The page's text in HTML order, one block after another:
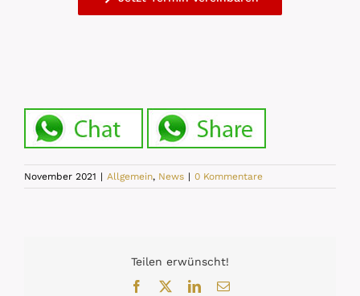
November 2021 | Allgemein, News | 0 Kommentare
Teilen erwünscht!
Facebook
LinkedIn
E-